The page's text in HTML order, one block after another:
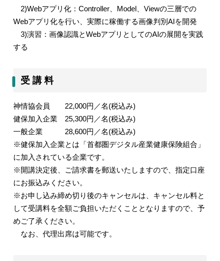
2)Webアプリ化： Controller、 Model、 Viewの三層での
Webアプリ化を行い、実際に稼働する画像判別 AIを開発
3)演習：画像認識とWebアプリとしてのAIの展開を実践
する
受 講 料
神情協会員 22,000円／名(税込み)
健保加入企業 25,300円／名(税込み)
一般企業 28,600円／名(税込み)
※健保加入企業とは「首都圏デジタル産業健康保険組合」
に加入されている企業です。
※開講決定後、ご請求書を郵送いたしますので、指定口座
にお振込みください。
※お申し込み締め切り後のキャンセルは、キャンセル料と
して受講料を全額ご負担いただくこととなりますので、予
めご了承ください。
なお、代理出席は可能です。